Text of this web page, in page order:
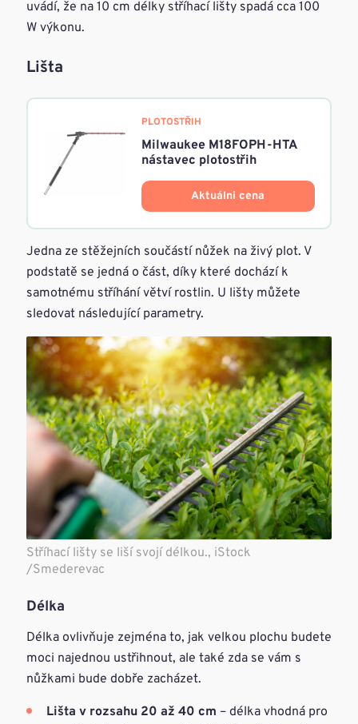
uvádí, že na 10 cm délky stříhací lišty spadá cca 100
W výkonu.
Lišta
PLOTOSTŘIH
Milwaukee M18FOPH-HTA
nástavec plotostřih
Aktuálni cena
Jedna ze stěžejních součástí nůžek na živý plot. V
podstatě se jedná o část, díky které dochází k
samotnému stříhání větví rostlin. U lišty můžete
sledovat následující parametry.
Stříhací lišty se liší svojí délkou., iStock
/Smederevac
Délka
Délka ovlivňuje zejména to, jak velkou plochu budete
moci najednou ustřihnout, ale také zda se vám s
nůžkami bude dobře zacházet.
Lišta v rozsahu 20 až 40 cm – délka vhodná pro